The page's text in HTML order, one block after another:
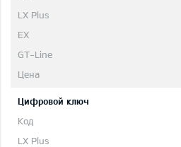
Цифровой ключ